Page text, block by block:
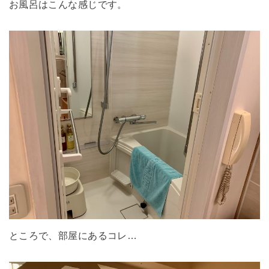
お風呂はこんな感じです。
ところで、部屋にあるコレ…